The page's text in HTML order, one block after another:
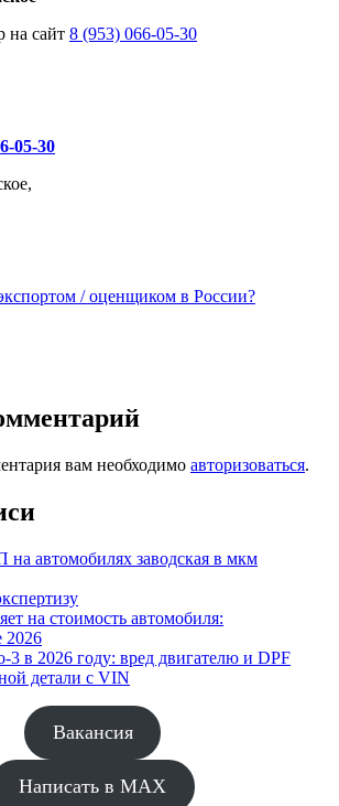
на сайт 8 (953) 066-05-30
05-30
/ оценщиком в России?
вам необходимо авторизоваться.
автомобилях заводская в мкм
на стоимость автомобиля:
2026
3 в 2026 году: вред двигателю и DPF
детали с VIN
Вакансия
Написать в MAX